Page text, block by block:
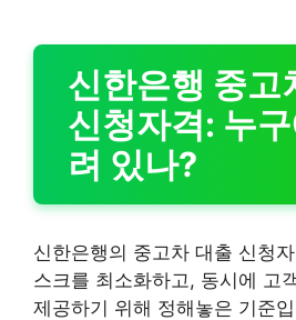
신한은행 중고
신청자격: 누
려 있나?
신한은행의 중고차 대출 신청
스크를 최소화하고, 동시에 고
제공하기 위해 정해놓은 기준